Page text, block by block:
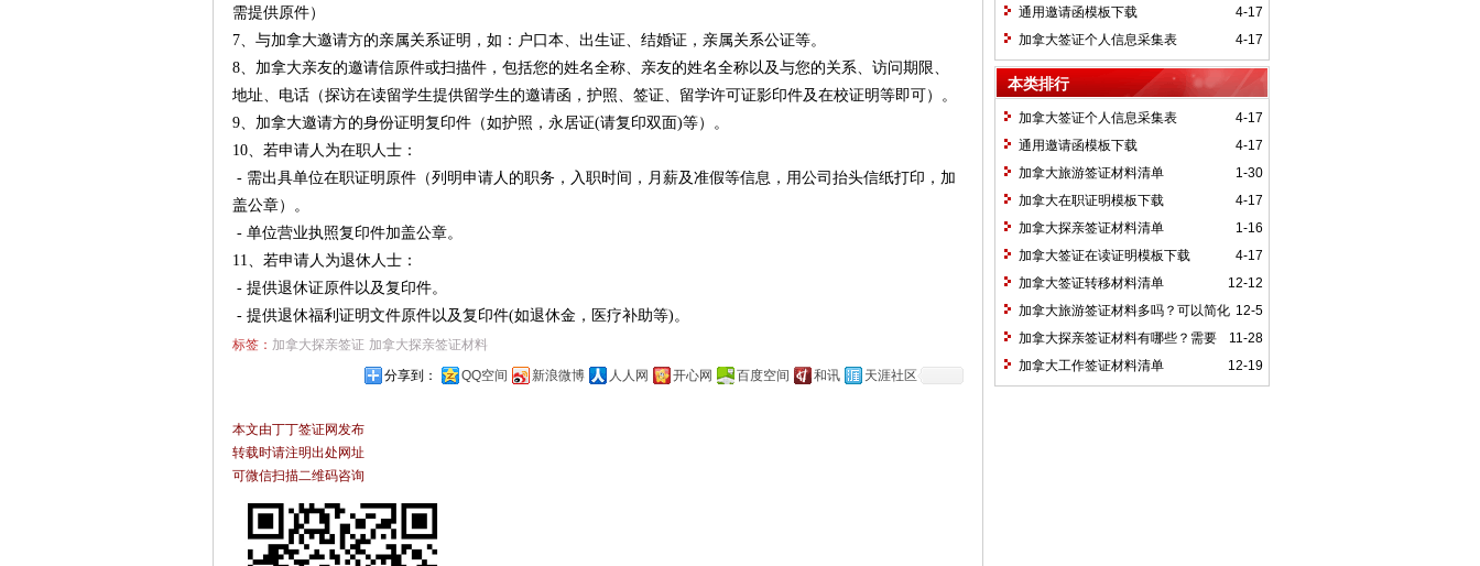
需提供原件）
7、与加拿大邀请方的亲属关系证明，如：户口本、出生证、结婚证，亲属关系公证等。
8、加拿大亲友的邀请信原件或扫描件，包括您的姓名全称、亲友的姓名全称以及与您的关系、访问期限、
地址、电话（探访在读留学生提供留学生的邀请函，护照、签证、留学许可证影印件及在校证明等即可）。
9、加拿大邀请方的身份证明复印件（如护照，永居证(请复印双面)等）。
10、若申请人为在职人士：
- 需出具单位在职证明原件（列明申请人的职务，入职时间，月薪及准假等信息，用公司抬头信纸打印，加
盖公章）。
- 单位营业执照复印件加盖公章。
11、若申请人为退休人士：
- 提供退休证原件以及复印件。
- 提供退休福利证明文件原件以及复印件(如退休金，医疗补助等)。
标签： 加拿大探亲签证 加拿大探亲签证材料
分享到：
QQ空间 新浪微博 人人网 开心网 百度空间 和讯 天涯社区
本文由丁丁签证网发布
转载时请注明出处网址
可微信扫描二维码咨询
什么手续？
4-17
通用邀请函模板下载
4-17
加拿大签证个人信息采集表
本类排行
4-17
加拿大签证个人信息采集表
4-17
通用邀请函模板下载
1-30
加拿大旅游签证材料清单
4-17
加拿大在职证明模板下载
1-16
加拿大探亲签证材料清单
4-17
加拿大签证在读证明模板下载
12-12
加拿大签证转移材料清单
12-5
加拿大旅游签证材料多吗？可以简化
吗？
11-28
加拿大探亲签证材料有哪些？需要
什么手续？
12-19
加拿大工作签证材料清单